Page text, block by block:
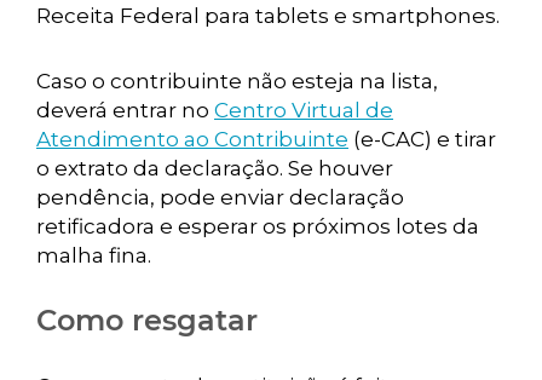
Receita Federal para tablets e smartphones.
Caso o contribuinte não esteja na lista,
deverá entrar no Centro Virtual de
Atendimento ao Contribuinte (e-CAC) e tirar
o extrato da declaração. Se houver
pendência, pode enviar declaração
retificadora e esperar os próximos lotes da
malha fina.
Como resgatar